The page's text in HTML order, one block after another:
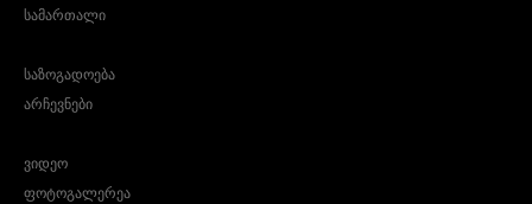
სამართალი
საზოგადოება
არჩევნები
ვიდეო
ფოტოგალერეა